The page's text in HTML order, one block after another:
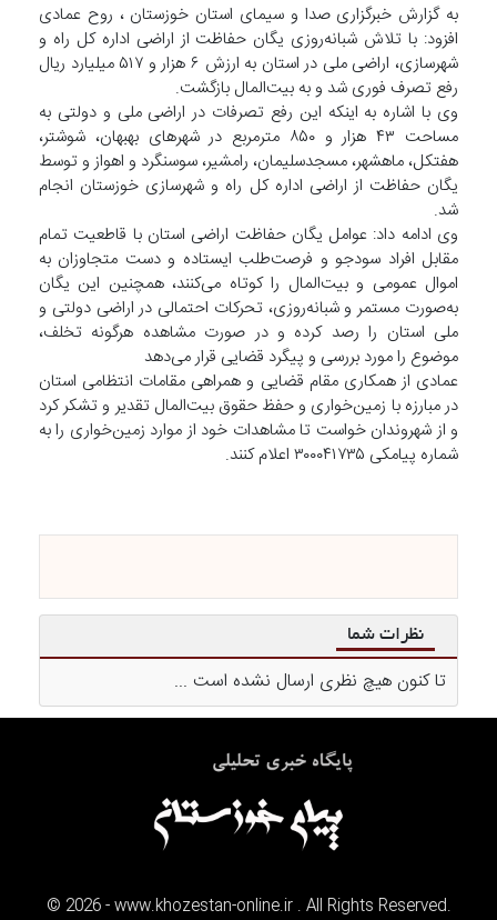
به گزارش خبرگزاری صدا و سیمای استان خوزستان ، روح عمادی
افزود: با تلاش شبانه‌روزی یگان حفاظت از اراضی اداره کل راه و
شهرسازی، اراضی ملی در استان به ارزش ۶ هزار و ۵۱۷ میلیارد ریال
رفع تصرف فوری شد و به بیت‌المال بازگشت.
وی با اشاره به اینکه این رفع تصرفات در اراضی ملی و دولتی به
مساحت ۴۳ هزار و ۸۵۰ مترمربع در شهر‌های بهبهان، شوشتر،
هفتکل، ماهشهر، مسجدسلیمان، رامشیر، سوسنگرد و اهواز و توسط
یگان حفاظت از اراضی اداره کل راه و شهرسازی خوزستان انجام
شد.
وی ادامه داد: عوامل یگان حفاظت اراضی استان با قاطعیت تمام
مقابل افراد سودجو و فرصت‌طلب ایستاده و دست متجاوزان به
اموال عمومی و بیت‌المال را کوتاه می‌کنند، همچنین این یگان
به‌صورت مستمر و شبانه‌روزی، تحرکات احتمالی در اراضی دولتی و
ملی استان را رصد کرده و در صورت مشاهده هرگونه تخلف،
موضوع را مورد بررسی و پیگرد قضایی قرار می‌دهد
عمادی از همکاری مقام قضایی و همراهی مقامات انتظامی استان
در مبارزه با زمین‌خواری و حفظ حقوق بیت‌المال تقدیر و تشکر کرد
و از شهروندان خواست تا مشاهدات خود از موارد زمین‌خواری را به
شماره پیامکی ۳۰۰۰۴۱۷۳۵ اعلام کنند.
نظرات شما
تا کنون هیچ نظری ارسال نشده است ...
© 2026- www.khozestan-online.ir . All Rights Reserved.